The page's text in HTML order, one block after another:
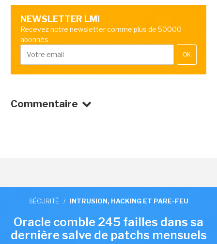
NEWSLETTER LMI
Recevez notre newsletter comme plus de 50000
abonnés
OK
Commentaire
SÉCURITÉ / INTRUSION, HACKING ET PARE-FEU
Oracle comble 245 failles dans sa
dernière salve de patchs mensuels